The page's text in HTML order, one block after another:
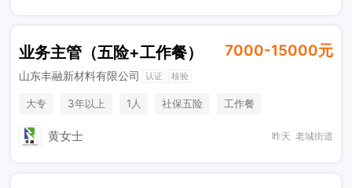
业务主管（五险+工作餐） 7000-15000元
山东丰融新材料有限公司 认证 核验
大专 3年以上 1人 社保五险 工作餐
黄女士 昨天 老城街道